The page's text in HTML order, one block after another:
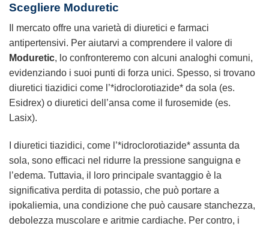
Scegliere Moduretic
Il mercato offre una varietà di diuretici e farmaci
antipertensivi. Per aiutarvi a comprendere il valore di
Moduretic, lo confronteremo con alcuni analoghi comuni,
evidenziando i suoi punti di forza unici. Spesso, si trovano
diuretici tiazidici come l’*idroclorotiazide* da sola (es.
Esidrex) o diuretici dell’ansa come il furosemide (es.
Lasix).
I diuretici tiazidici, come l’*idroclorotiazide* assunta da
sola, sono efficaci nel ridurre la pressione sanguigna e
l’edema. Tuttavia, il loro principale svantaggio è la
significativa perdita di potassio, che può portare a
ipokaliemia, una condizione che può causare stanchezza,
debolezza muscolare e aritmie cardiache. Per contro, i